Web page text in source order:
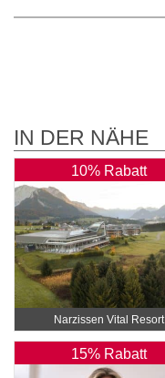
IN DER NÄHE
10% Rabatt
Narzissen Vital Resort
15% Rabatt